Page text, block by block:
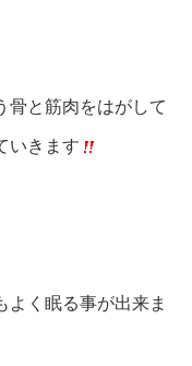
骨と筋肉をはがして
いきます
よく眠る事が出来ま